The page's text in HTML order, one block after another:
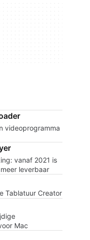
videoprogramma
vanaf 2021 is
leverbaar
Tablatuur Creator
Mac